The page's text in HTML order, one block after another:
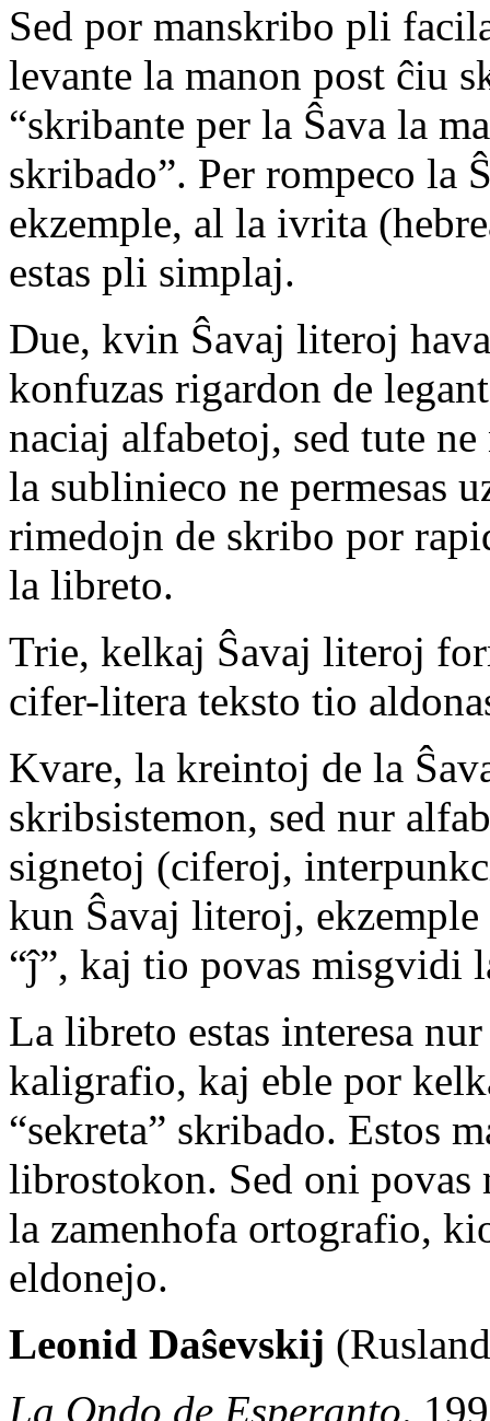
Sed por manskribo pli
levante la manon post ĉiu
“skribante per la Ŝava la
skribado”. Per rompeco la
ekzemple, al la ivrita
estas pli simplaj.
Due, kvin Ŝavaj literoj
konfuzas rigardon de
naciaj alfabetoj, sed tute
la sublinieco ne permesas
rimedojn de skribo por
la libreto.
Trie, kelkaj Ŝavaj literoj
cifer-litera teksto tio
Kvare, la kreintoj de la
skribsistemon, sed nur
signetoj (ciferoj,
kun Ŝavaj literoj, ekzemple
“ĵ”, kaj tio povas misgvidi
La libreto estas interesa
kaligrafio, kaj eble por
“sekreta” skribado. Estos
librostokon. Sed oni povas
la zamenhofa ortografio,
eldonejo.
Leonid Daŝevskij
La Ondo de Esperanto.